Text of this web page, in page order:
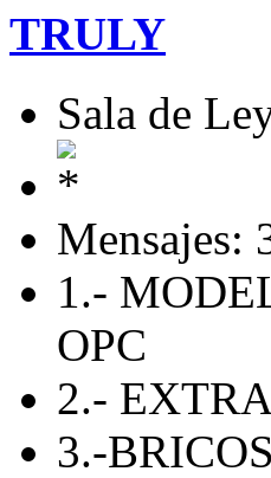
TRULY
Sala de
Mensajes:
1.-
OPC
2.-
3.-